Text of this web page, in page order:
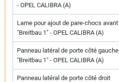
- OPEL CALIBRA (A)
Lame pour ajout de pare-chocs avant
"Breitbau 1" - OPEL CALIBRA (A)
Panneau latéral de porte côté gauche
"Breitbau 1" - OPEL CALIBRA (A)
Panneau latéral de porte côté droit